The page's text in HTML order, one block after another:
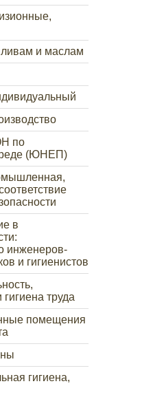
и маслам
по
(ЮНЕП)
в
инженеров-
и гигиенистов
гигиена труда
помещения
гигиена,